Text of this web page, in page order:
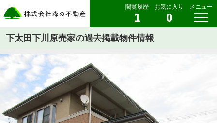
閲覧履歴
1
お気に入り
0
メニュー
下太田下川原売家の過去掲載物件情報